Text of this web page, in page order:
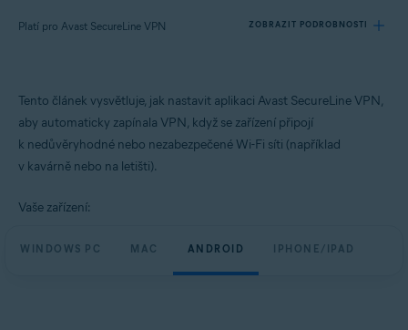
Platí pro Avast SecureLine VPN ZOBRAZIT PODROBNOSTI
Produkty:
Avast SecureLine VPN
Tento článek vysvětluje, jak nastavit aplikaci Avast SecureLine VPN,
aby automaticky zapínala VPN, když se zařízení připojí
k nedůvěryhodné nebo nezabezpečené Wi-Fi síti (například
v kavárně nebo na letišti).
Vaše zařízení:
WINDOWS PC MAC ANDROID IPHONE/IPAD